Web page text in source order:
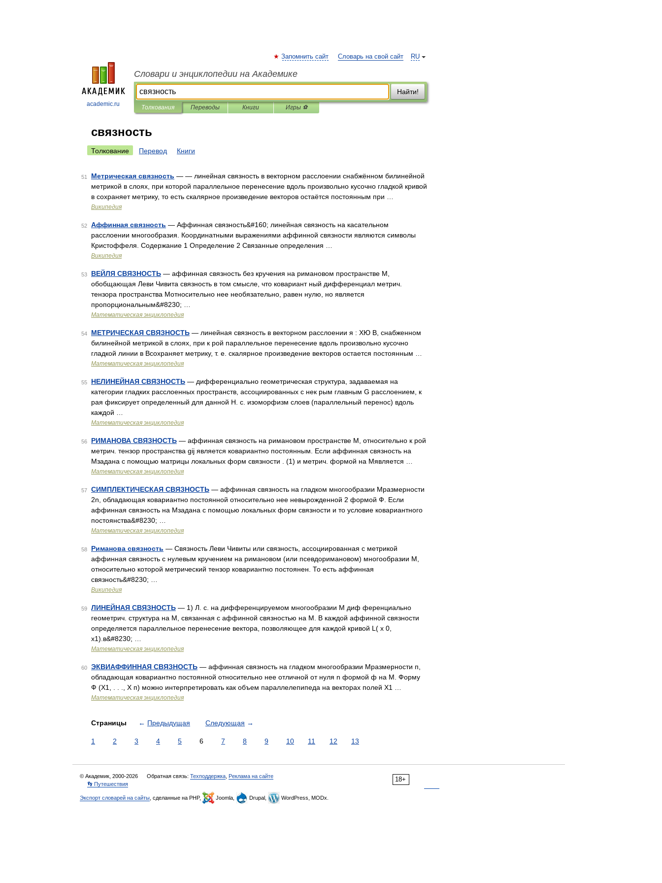
academic.ru
RU
Запомнить сайт Словарь на свой сайт
Словари и энциклопедии на Академике
Найти!
Толкования Переводы Книги Игры ⚽
связность
Толкование Перевод Книги
51 Метрическая связность — ― линейная связность в векторном расслоении снабжённом билинейной
метрикой в слоях, при которой параллельное перенесение вдоль произвольно кусочно гладкой кривой
в сохраняет метрику, то есть скалярное произведение векторов остаётся постоянным при …
Википедия
52 Аффинная связность — Аффинная связность&#160; линейная связность на касательном
расслоении многообразия. Координатными выражениями аффинной связности являются символы
Кристоффеля. Содержание 1 Определение 2 Связанные определения …
Википедия
53 ВЕЙЛЯ СВЯЗНОСТЬ — аффинная связность без кручения на римановом пространстве М,
обобщающая Леви Чивита связность в том смысле, что ковариант ный дифференциал метрич.
тензора пространства Мотносительно нее необязательно, равен нулю, но является
пропорциональным&#8230; …
Математическая энциклопедия
54 МЕТРИЧЕСКАЯ СВЯЗНОСТЬ — линейная связность в векторном расслоении я : ХЮ В, снабженном
билинейной метрикой в слоях, при к рой параллельное перенесение вдоль произвольно кусочно
гладкой линии в Всохраняет метрику, т. е. скалярное произведение векторов остается постоянным …
Математическая энциклопедия
55 НЕЛИНЕЙНАЯ СВЯЗНОСТЬ — дифференциально геометрическая структура, задаваемая на
категории гладких расслоенных пространств, ассоциированных с нек рым главным G расслоением, к
рая фиксирует определенный для данной Н. с. изоморфизм слоев (параллельный перенос) вдоль
каждой …
Математическая энциклопедия
56 РИМАНОВА СВЯЗНОСТЬ — аффинная связность на римановом пространстве М, относительно к рой
метрич. тензор пространства gij является ковариантно постоянным. Если аффинная связность на
Мзадана с помощью матрицы локальных форм связности . (1) и метрич. формой на Мявляется …
Математическая энциклопедия
57 СИМПЛЕКТИЧЕСКАЯ СВЯЗНОСТЬ — аффинная связность на гладком многообразии Мразмерности
2n, обладающая ковариантно постоянной относительно нее невырожденной 2 формой Ф. Если
аффинная связность на Мзадана с помощью локальных форм связности и то условие ковариантного
постоянства&#8230; …
Математическая энциклопедия
58 Риманова связность — Связность Леви Чивиты или связность, ассоциированная с метрикой
аффинная связность с нулевым кручением на римановом (или псевдоримановом) многообразии M,
относительно которой метрический тензор ковариантно постоянен. То есть аффинная
связность&#8230; …
Википедия
59 ЛИНЕЙНАЯ СВЯЗНОСТЬ — 1) Л. с. на дифференцируемом многообразии М диф ференциально
геометрич. структура на М, связанная с аффинной связностью на М. В каждой аффинной связности
определяется параллельное перенесение вектора, позволяющее для каждой кривой L( х 0,
x1).в&#8230; …
Математическая энциклопедия
60 ЭКВИАФФИННАЯ СВЯЗНОСТЬ — аффинная связность на гладком многообразии Мразмерности п,
обладающая ковариантно постоянной относительно нее отличной от нуля n формой ф на М. Форму
Ф (X1, . . ., Х п) можно интерпретировать как объем параллелепипеда на векторах полей X1 …
Математическая энциклопедия
Страницы ← Предыдущая Следующая →
1 2 3 4 5 6 7 8 9 10 11 12 13
18+
© Академик, 2000-2026 Обратная связь: Техподдержка Реклама на сайте
👣 Путешествия
Экспорт словарей на сайты , сделанные на PHP, Joomla, Drupal, WordPress, MODx.